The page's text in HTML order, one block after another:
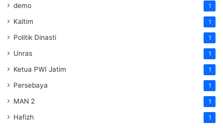
demo 1
Kaltim 1
Politik Dinasti 1
Unras 1
Ketua PWI Jatim 1
Persebaya 1
MAN 2 1
Hafizh 1